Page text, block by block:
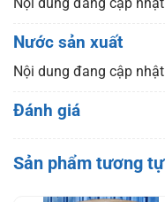
Nước sản xuất
Nội dung đang cập nhật
Đánh giá
Sản phẩm tương tự